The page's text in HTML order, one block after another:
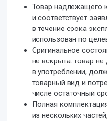
Товар надлежащего
и соответствует
в течение срока
использован по
Оригинальное
не вскрыта, товар
в употреблении,
товарный вид и
числе остаточный
Полная
из нескольких